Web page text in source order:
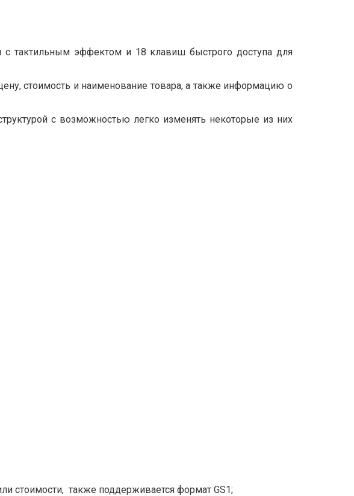
тактильным эффектом и 18 клавиш быстрого доступа для
стоимость и наименование товара, а также информацию о
с возможностью легко изменять некоторые из них
стоимости, также поддерживается формат GS1;